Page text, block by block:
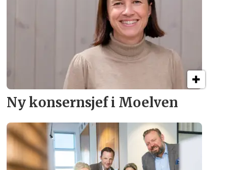
Ny konsern­sjef i Moelven